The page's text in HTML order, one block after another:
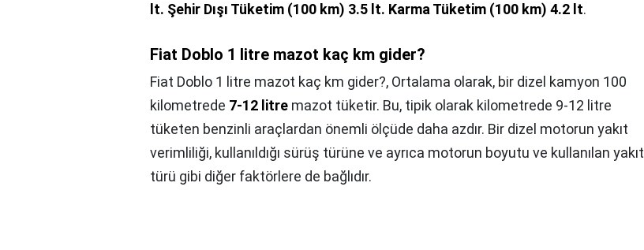
lt. Şehir Dışı Tüketim (100 km) 3.5 lt. Karma Tüketim (100 km) 4.2 lt.
Fiat Doblo 1 litre mazot kaç km gider?
Fiat Doblo 1 litre mazot kaç km gider?, Ortalama olarak, bir dizel kamyon 100
kilometrede 7-12 litre mazot tüketir. Bu, tipik olarak kilometrede 9-12 litre
tüketen benzinli araçlardan önemli ölçüde daha azdır. Bir dizel motorun yakıt
verimliliği, kullanıldığı sürüş türüne ve ayrıca motorun boyutu ve kullanılan yakıt
türü gibi diğer faktörlere de bağlıdır.